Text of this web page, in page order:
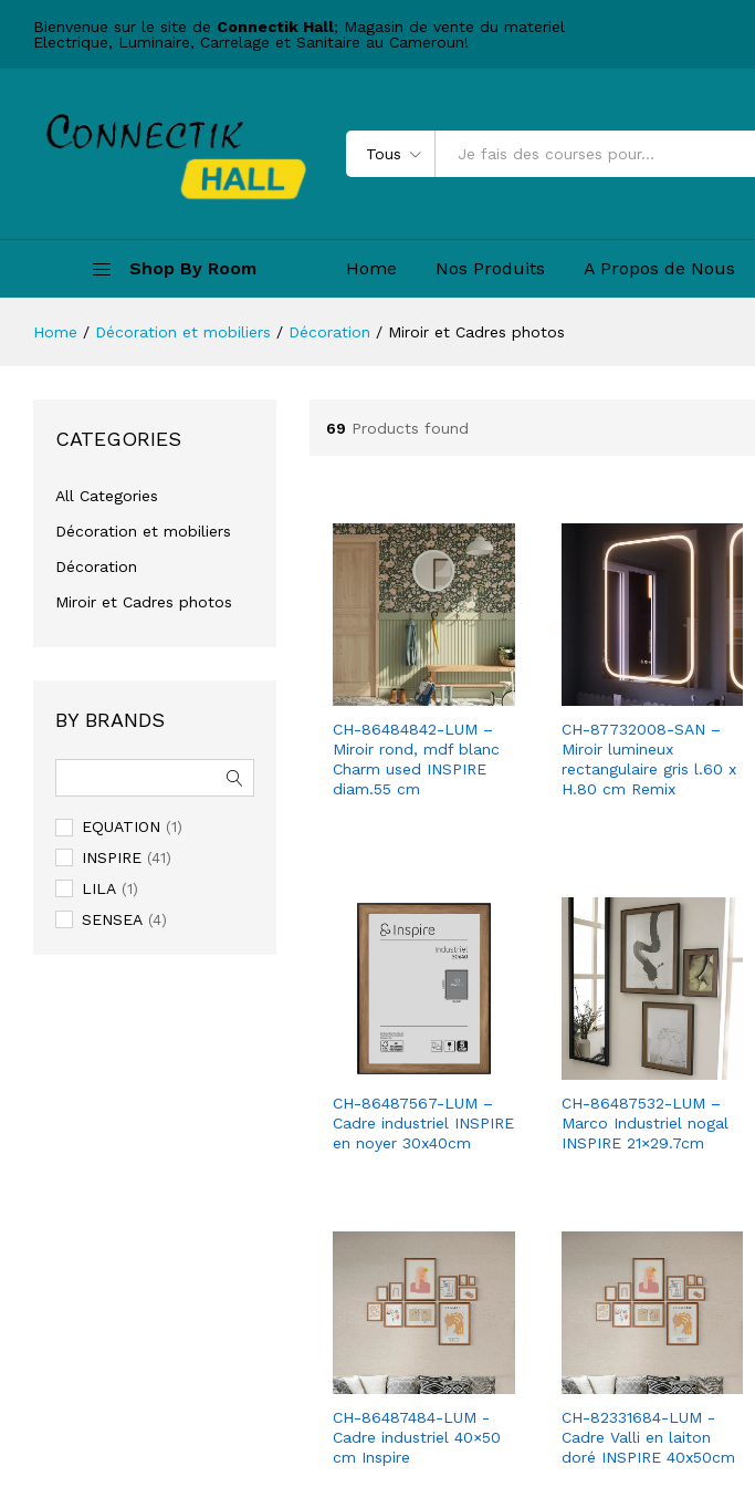
Bienvenue sur le site de Connectik Hall; Magasin de vente du materiel
Electrique, Luminaire, Carrelage et Sanitaire au Cameroun!
Tous
Shop By Room
Robinetterie
Home Nos Produits A Propos de Nous
Home / Décoration et mobiliers / Décoration / Miroir et Cadres photos
69 Products found
CH-86484842-LUM –
Miroir rond, mdf blanc
Charm used INSPIRE
diam.55 cm
CH-87732008-SAN –
Miroir lumineux
rectangulaire gris l.60 x
H.80 cm Remix
CH-86487567-LUM –
Cadre industriel INSPIRE
en noyer 30x40cm
CH-86487532-LUM –
Marco Industriel nogal
INSPIRE 21×29.7cm
CH-86487484-LUM -
Cadre industriel 40×50
cm Inspire
CH-82331684-LUM -
Cadre Valli en laiton
doré INSPIRE 40x50cm
CATEGORIES
All Categories
Décoration et mobiliers
Décoration
Miroir et Cadres photos
BY BRANDS
EQUATION (1)
INSPIRE (41)
LILA (1)
SENSEA (4)